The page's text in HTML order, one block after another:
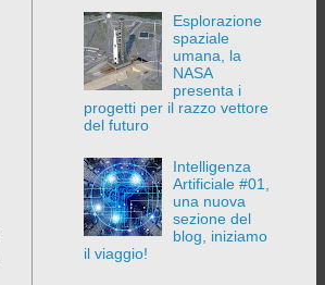
Esplorazione
spaziale
umana, la
NASA
presenta i
progetti per il razzo vettore
del futuro
Intelligenza
Artificiale #01,
una nuova
sezione del
blog, iniziamo
il viaggio!